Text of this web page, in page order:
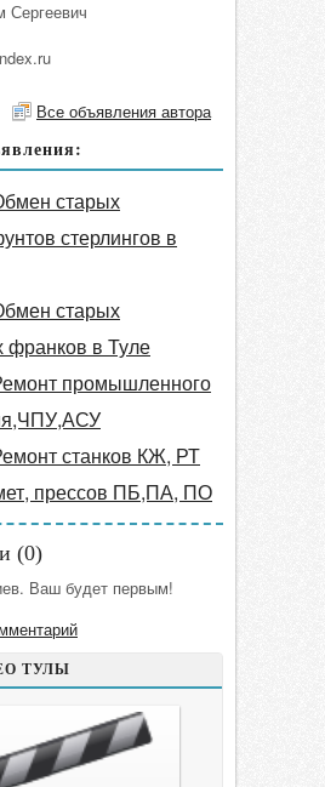
Сергеевич
Все объявления автора
старых
стерлингов в
старых
франков в Туле
промышленного
станков КЖ, РТ
прессов ПБ,ПА, ПО
(0)
Ваш будет первым!
ТУЛЫ